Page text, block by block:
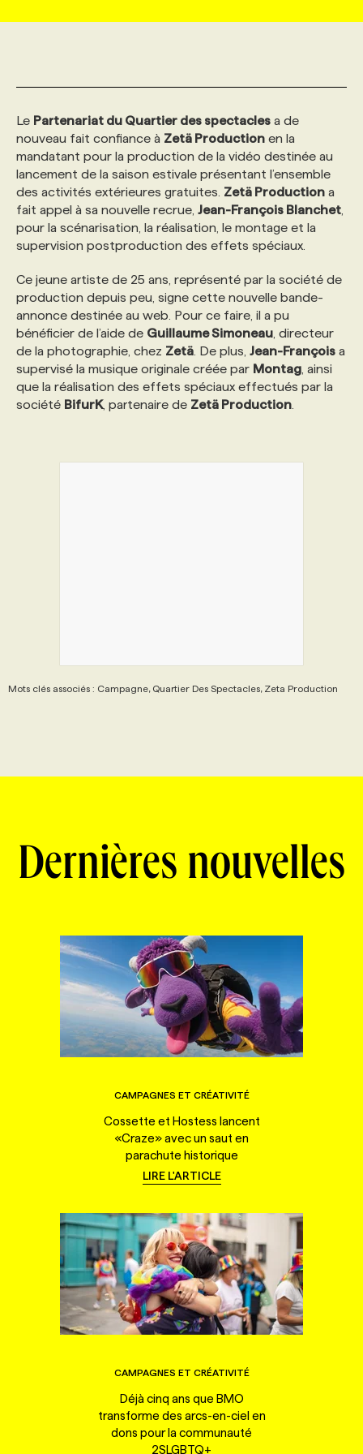
INITIATIVES NUMÉRIQUES
PRIX ET DISTINCTIONS
TENDANCES
MARKETING DURABLE
GEO/SEO
ÉVÉNEMENTIEL
NOS AUTEUR‧RICES
ANNONCEZ AVEC NOUS
PROFIL ENTREPRISE
FAQ
ANNONCEZ AVEC NOUS
PROFIL CANDIDAT
ANNONCEZ AVEC NOUS
NOS PARCOURS DE FORMATIONS
FORMATIONS PERSONNALISÉES
NOS FORMATEUR‧RICES
POURQUOI CHOISIR NOS FORMATIONS
NOS TARIFS
PROGRAMMES DE SUBVENTIONS
SERVICE DE CHASSE DE TÊTE
NOS TARIFS
NOS EXPERTISES
FAQ
ANNONCEZ AVEC NOUS
Le Partenariat du Quartier des spectacles a de
nouveau fait confiance à Zetä Production en la
mandatant pour la production de la vidéo destinée au
lancement de la saison estivale présentant l’ensemble
des activités extérieures gratuites. Zetä Production a
fait appel à sa nouvelle recrue, Jean-François Blanchet
pour la scénarisation, la réalisation, le montage et la
supervision postproduction des effets spéciaux.
Ce jeune artiste de 25 ans, représenté par la société de
production depuis peu, signe cette nouvelle bande-
annonce destinée au web. Pour ce faire, il a pu
bénéficier de l’aide de Guillaume Simoneau , directeur
de la photographie, chez Zetä . De plus, Jean-François a
supervisé la musique originale créée par Montag , ainsi
que la réalisation des effets spéciaux effectués par la
société BifurK, partenaire de Zetä Production
Mots clés associés : Campagne, Quartier Des Spectacles, Zeta Production
Dernières nouvelles
CAMPAGNES ET CRÉATIVITÉ
Cossette et Hostess lancent
«Craze» avec un saut en
parachute historique
LIRE L'ARTICLE
CAMPAGNES ET CRÉATIVITÉ
Déjà cinq ans que BMO
transforme des arcs-en-ciel en
dons pour la communauté
2SLGBTQ+